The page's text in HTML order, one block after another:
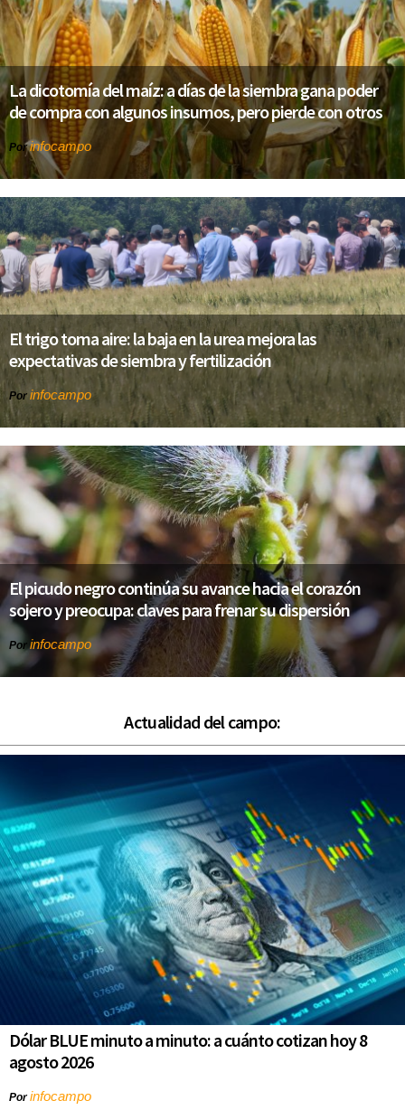
La dicotomía del maíz: a días de la siembra gana poder
de compra con algunos insumos, pero pierde con otros
Porinfocampo
El trigo toma aire: la baja en la urea mejora las
expectativas de siembra y fertilización
Por infocampo
El picudo negro continúa su avance hacia el corazón
sojero y preocupa: claves para frenar su dispersión
Porinfocampo
Actualidad del campo:
Dólar BLUE minuto a minuto: a cuánto cotizan hoy 8
agosto 2026
Porinfocampo